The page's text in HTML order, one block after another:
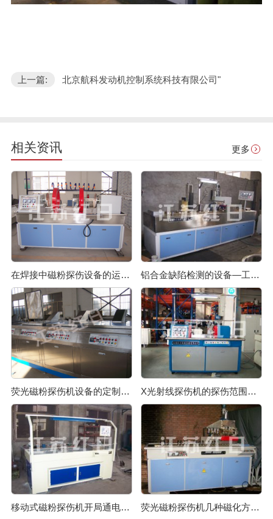
上一篇: 北京航科发动机控制系统科技有限公司"
相关资讯 更多
在焊接中磁粉探伤设备的运用如何 铝合金缺陷检测的设备—工业磁粉探伤机
荧光磁粉探伤机设备的定制有哪些要注意的 X光射线探伤机的探伤范围是怎样的
移动式磁粉探伤机开局通电后未显示电流的问题 荧光磁粉探伤机几种磁化方式的解读